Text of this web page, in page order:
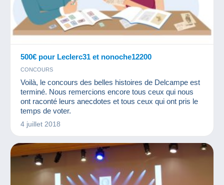
500€ pour Leclerc31 et nonoche12200
CONCOURS
Voilà, le concours des belles histoires de Delcampe est
terminé. Nous remercions encore tous ceux qui nous
ont raconté leurs anecdotes et tous ceux qui ont pris le
temps de voter.
4 juillet 2018